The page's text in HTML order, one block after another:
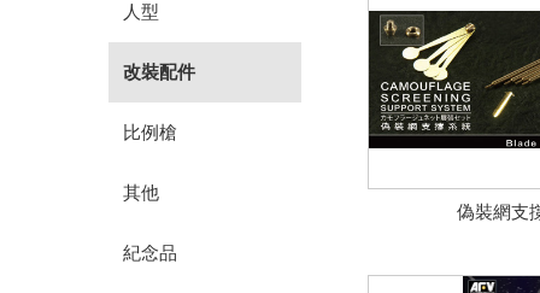
人型
改裝配件
比例槍
其他
紀念品
偽裝網支